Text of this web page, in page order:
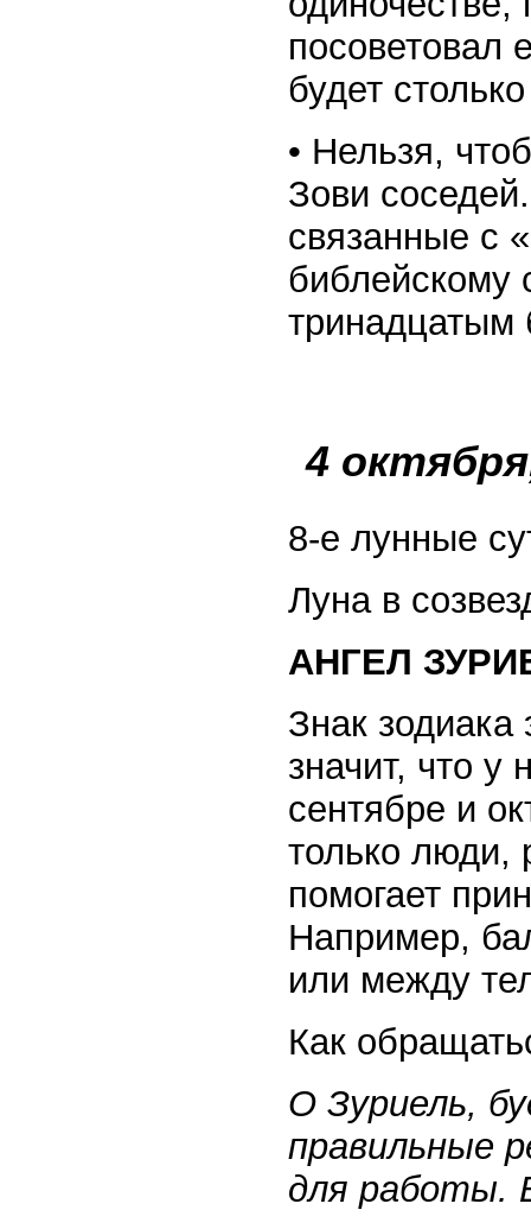
посоветовал
будет
• Нельзя,
Зови
связанные с
библейскому
4
8-е лунные
Луна в
АНГЕЛ
Знак
значит, что у
сентябре и
только люди,
помогает
Например,
или между
Как
О Зуриель,
правильные
для работы.